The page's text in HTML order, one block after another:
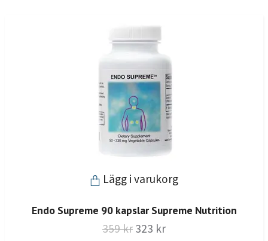
Lägg i varukorg
Endo Supreme 90 kapslar Supreme Nutrition
359 kr 323 kr